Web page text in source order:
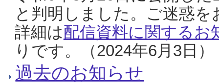
と判明しました。ご迷惑
詳細は配信資料に関するお
りです。（2024年6月3日）
過去のお知らせ